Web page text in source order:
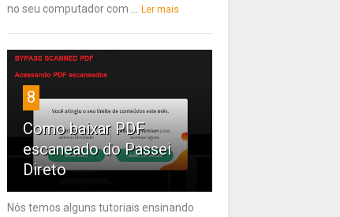
no seu computador com ...
Ler mais
8
Como baixar PDF
escaneado do Passei
Direto
Nós temos alguns tutoriais ensinando